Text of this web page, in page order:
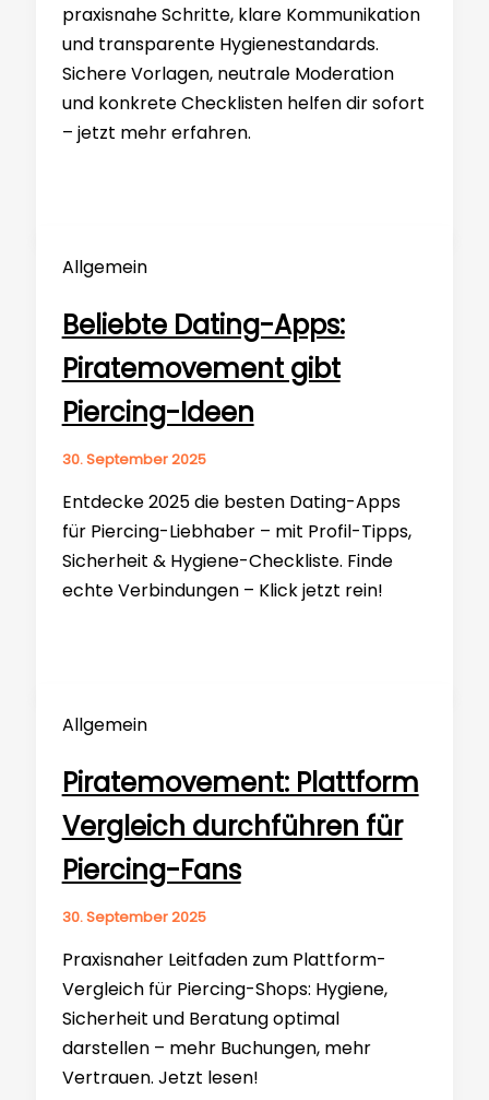
praxisnahe Schritte, klare Kommunikation
und transparente Hygienestandards.
Sichere Vorlagen, neutrale Moderation
und konkrete Checklisten helfen dir sofort
– jetzt mehr erfahren.
Allgemein
Beliebte Dating-Apps:
Piratemovement gibt
Piercing-Ideen
30. September 2025
Entdecke 2025 die besten Dating-Apps
für Piercing-Liebhaber – mit Profil-Tipps,
Sicherheit & Hygiene-Checkliste. Finde
echte Verbindungen – Klick jetzt rein!
Allgemein
Piratemovement: Plattform
Vergleich durchführen für
Piercing-Fans
30. September 2025
Praxisnaher Leitfaden zum Plattform-
Vergleich für Piercing-Shops: Hygiene,
Sicherheit und Beratung optimal
darstellen – mehr Buchungen, mehr
Vertrauen. Jetzt lesen!